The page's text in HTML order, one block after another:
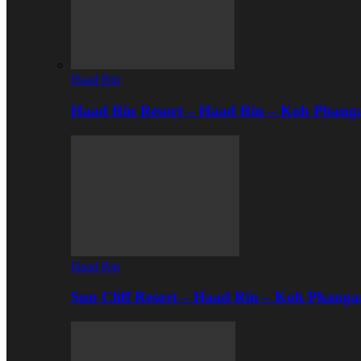
Haad Rin
Haad Rin Resort – Haad Rin – Koh
Haad Rin
Sun Cliff Resort – Haad Rin – Koh